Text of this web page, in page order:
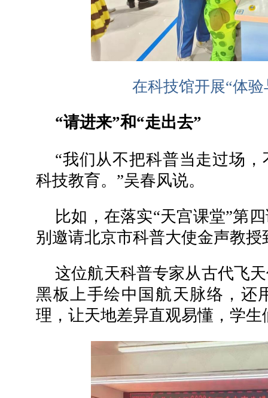
在科技馆开展“体
“请进来”和“走出去”
“我们从不把科普当走过场
科技教育。”吴春风说。
比如，在落实“天宫课堂”第
别邀请北京市科普大使金声教授
这位航天科普专家从古代飞
黑板上手绘中国航天脉络，还
理，让天地差异直观易懂，学